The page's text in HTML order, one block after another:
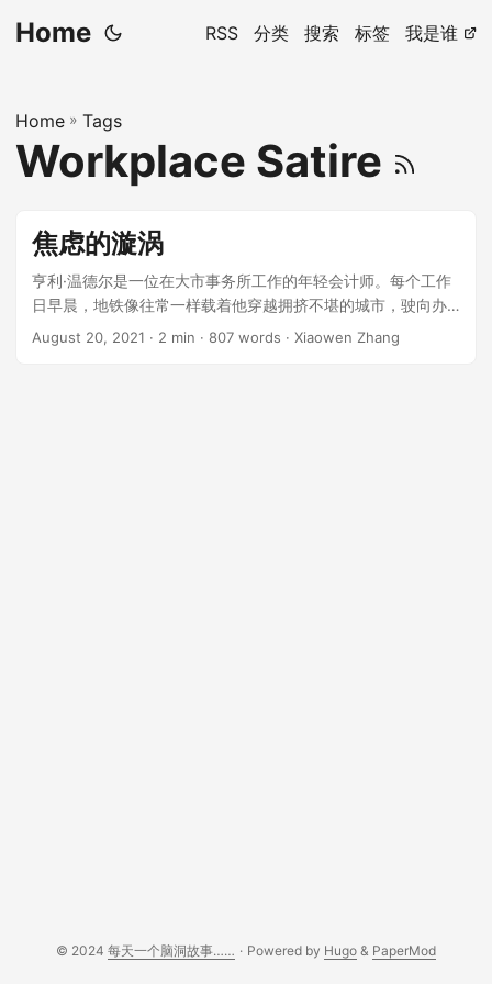
Home RSS 分类 搜索 标签 我是谁
Home » Tags
Workplace Satire
焦虑的漩涡
亨利·温德尔是一位在大市事务所工作的年轻会计师。每个工作
日早晨，地铁像往常一样载着他穿越拥挤不堪的城市，驶向办
公楼。亨利在车厢中碰见了露西·帕克，一位同事，也是像亨利
August 20, 2021 · 2 min · 807 words · Xiaowen Zhang
© 2024 每天一个脑洞故事…… · Powered by Hugo & PaperMod